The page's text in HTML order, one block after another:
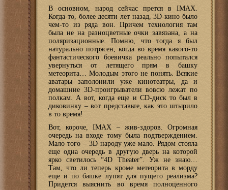
В основном, народ сейчас прется в IMAX.
Когда-то, более десяти лет назад, 3D-кино было
чем-то из ряда вон. Причем технология там
была не на разноцветные очки завязана, а на
поляризационные. Помню, что тогда я был
натурально потрясен, когда во время какого-то
фантастического боевичка реально попытался
увернуться от летящего прям в башку
метеорита… Молодым этого не понять. Всякие
аватары заполонили уже кинотеатры, да и
домашние 3D-проигрыватели вовсю лежат по
полкам. А вот, когда еще и CD-диск то был в
диковинку – вот представьте, как это штырило
в то время!
Вот, короче, IMAX – жив-здоров. Огромная
очередь на входе тому была подтверждением.
Мало того – 3D народу уже мало. Рядом стояла
еще одна очередь в другую дверь на которой
ярко светилось “4D Theater”. Уж не знаю…
Там, что ли теперь кроме метеорита в морду
еще и по башке лупят для пущего реализма?
Придется выяснить во время полноценного